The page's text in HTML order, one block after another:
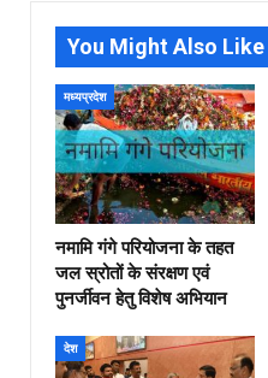
You Might Also Like
मध्यप्रदेश
नमामि गंगे परियोजना के तहत
जल स्रोतों के संरक्षण एवं
पुनर्जीवन हेतु विशेष अभियान
देश